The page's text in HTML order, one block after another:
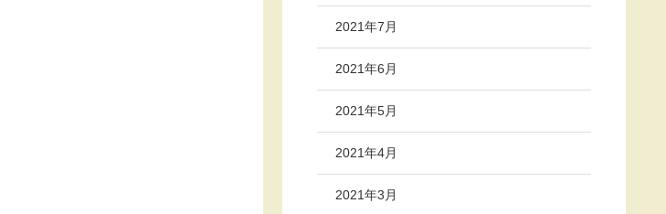
2021年7月
2021年6月
2021年5月
2021年4月
2021年3月